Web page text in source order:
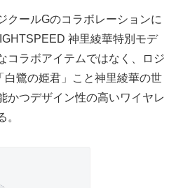
クールGのコラボレーションに
神里綾華特別モデ
コラボアイテムではなく、ロジ
白鷺の姫君」こと神里綾華の世
かつデザイン性の高いワイヤレ
。